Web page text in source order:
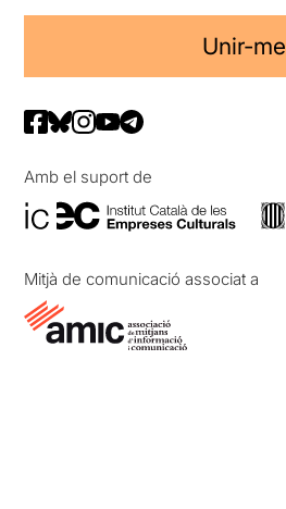
Unir-me
Amb el suport de
Mitjà de comunicació associat a